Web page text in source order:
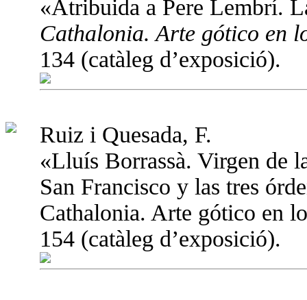
«Atribuida a Pere Lembrí.
Cathalonia. Arte gótico en
134 (catàleg d’exposició).
Ruiz i Quesada, F.
«Lluís Borrassà. Virgen de
San Francisco y las tres
Cathalonia. Arte gótico en
154 (catàleg d’exposició).